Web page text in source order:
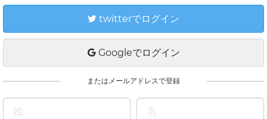
twitterでログイン
Googleでログイン
またはメールアドレスで登録